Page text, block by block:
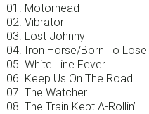
01. Motorhead
02. Vibrator
03. Lost Johnny
04. Iron Horse/Born To Lose
05. White Line Fever
06. Keep Us On The Road
07. The Watcher
08. The Train Kept A-Rollin’